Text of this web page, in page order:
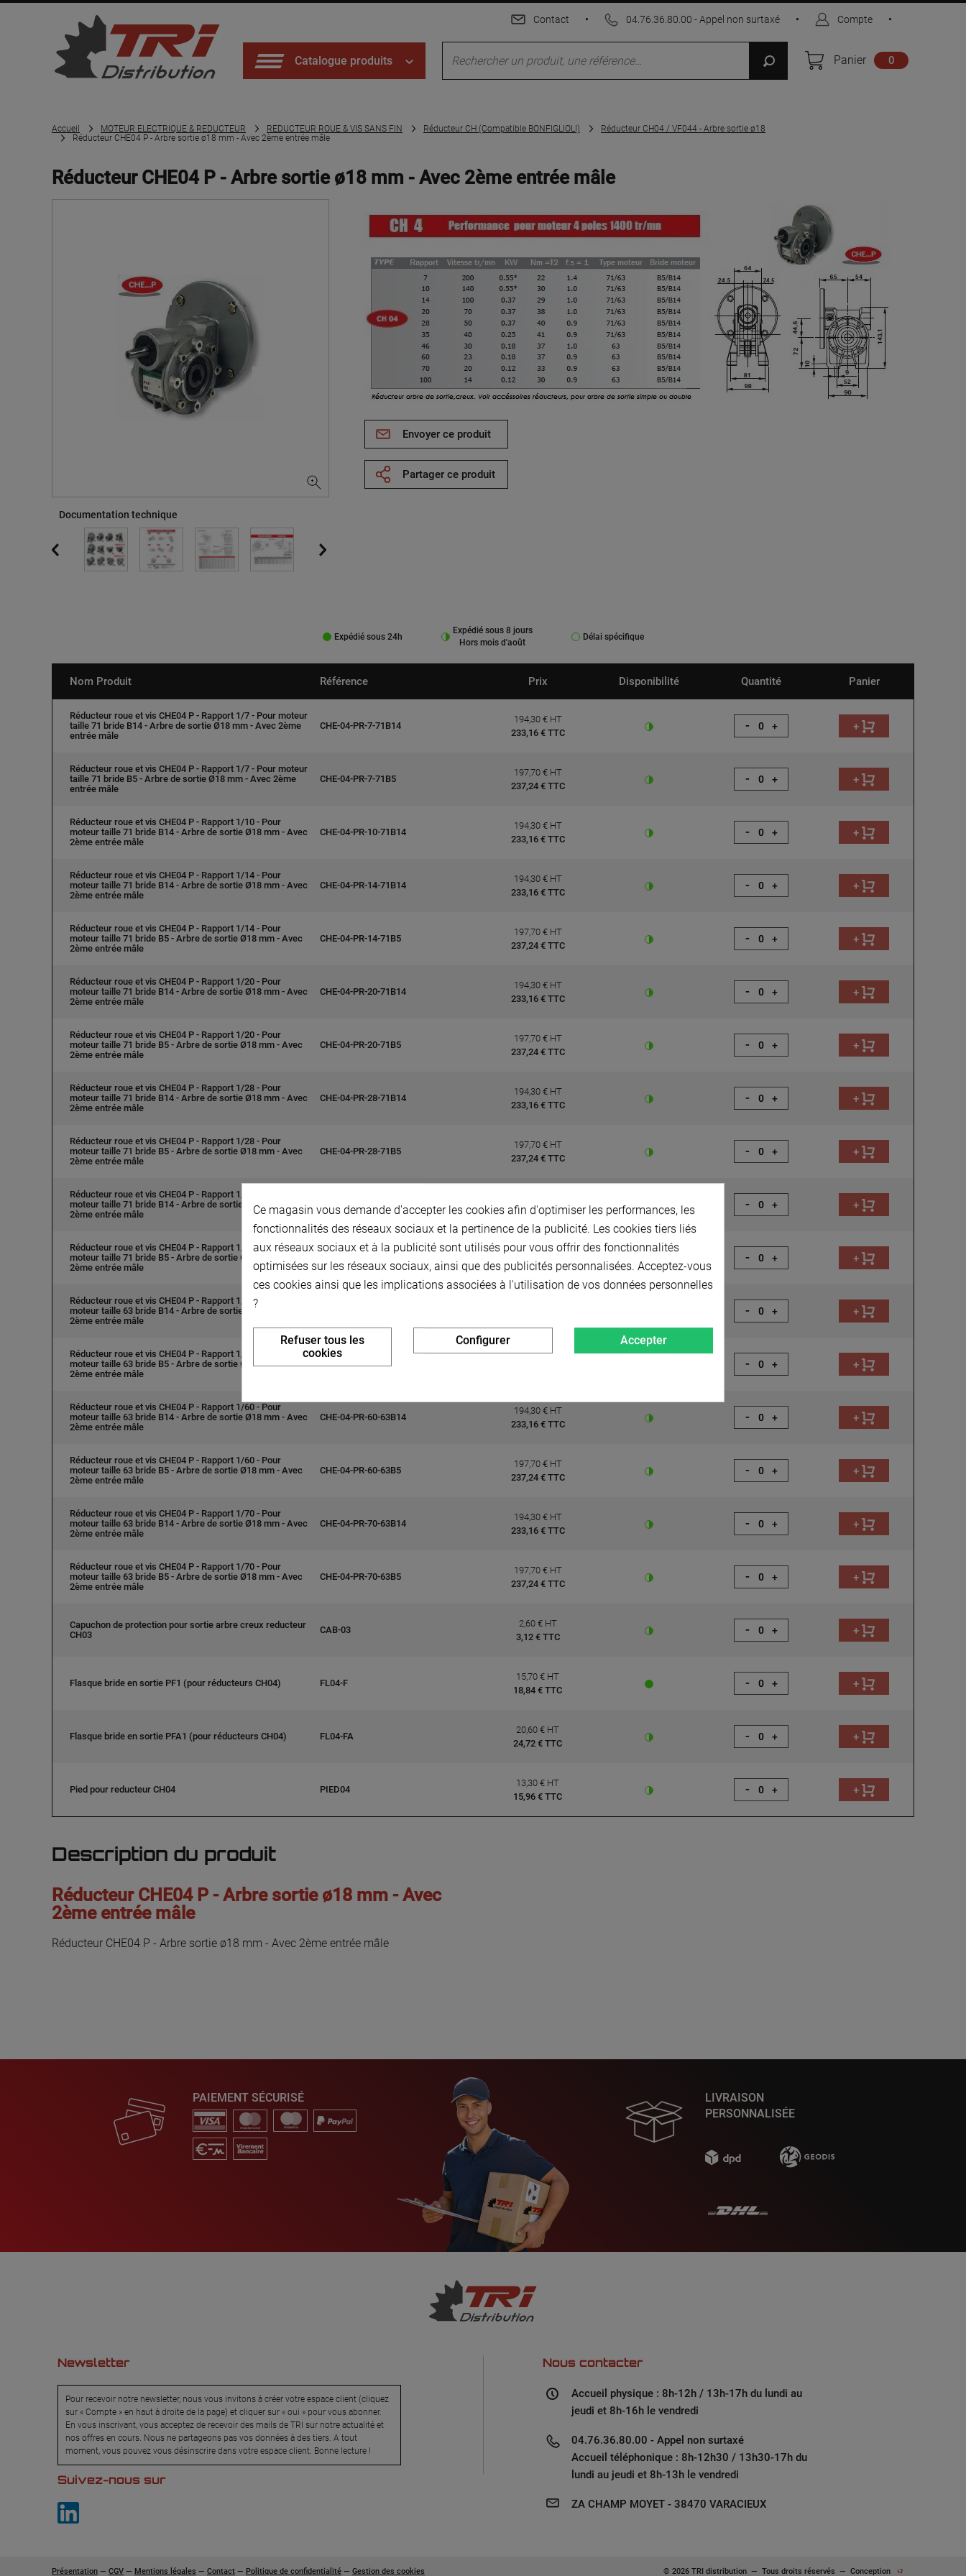
Catalogue produits Panier 0
Contact • 04.76.36.80.00 - Appel non surtaxé • Compte •
Accueil MOTEUR ELECTRIQUE & REDUCTEUR REDUCTEUR ROUE & VIS SANS FIN Réducteur CH (Compatible BONFIGLIOLI)
Réducteur CH04 / VF044 - Arbre sortie ø18
Réducteur CHE04 P - Arbre sortie ø18 mm - Avec 2ème entrée mâle
Réducteur CHE04 P - Arbre sortie ø18 mm - Avec 2ème entrée mâle
Documentation technique
Envoyer ce produit
Partager ce produit
Expédié sous 24h
Expédié sous 8 jours
Hors mois d'août
Délai spécifique
Nom Produit Référence Prix Disponibilité Quantité Panier
Réducteur roue et vis CHE04 P - Rapport 1/7 - Pour moteur
taille 71 bride B14 - Arbre de sortie Ø18 mm - Avec 2ème
entrée mâle
CHE-04-PR-7-71B14
194,30 € HT
233,16 € TTC
- + +
Réducteur roue et vis CHE04 P - Rapport 1/7 - Pour moteur
taille 71 bride B5 - Arbre de sortie Ø18 mm - Avec 2ème
entrée mâle
CHE-04-PR-7-71B5
197,70 € HT
237,24 € TTC
- + +
Réducteur roue et vis CHE04 P - Rapport 1/10 - Pour
moteur taille 71 bride B14 - Arbre de sortie Ø18 mm - Avec
2ème entrée mâle
CHE-04-PR-10-71B14
194,30 € HT
233,16 € TTC
- + +
Réducteur roue et vis CHE04 P - Rapport 1/14 - Pour
moteur taille 71 bride B14 - Arbre de sortie Ø18 mm - Avec
2ème entrée mâle
CHE-04-PR-14-71B14
194,30 € HT
233,16 € TTC
- + +
Réducteur roue et vis CHE04 P - Rapport 1/14 - Pour
moteur taille 71 bride B5 - Arbre de sortie Ø18 mm - Avec
2ème entrée mâle
CHE-04-PR-14-71B5
197,70 € HT
237,24 € TTC
- + +
Réducteur roue et vis CHE04 P - Rapport 1/20 - Pour
moteur taille 71 bride B14 - Arbre de sortie Ø18 mm - Avec
2ème entrée mâle
CHE-04-PR-20-71B14
194,30 € HT
233,16 € TTC
- + +
Réducteur roue et vis CHE04 P - Rapport 1/20 - Pour
moteur taille 71 bride B5 - Arbre de sortie Ø18 mm - Avec
2ème entrée mâle
CHE-04-PR-20-71B5
197,70 € HT
237,24 € TTC
- + +
Réducteur roue et vis CHE04 P - Rapport 1/28 - Pour
moteur taille 71 bride B14 - Arbre de sortie Ø18 mm - Avec
2ème entrée mâle
CHE-04-PR-28-71B14
194,30 € HT
233,16 € TTC
- + +
Réducteur roue et vis CHE04 P - Rapport 1/28 - Pour
moteur taille 71 bride B5 - Arbre de sortie Ø18 mm - Avec
2ème entrée mâle
CHE-04-PR-28-71B5
197,70 € HT
237,24 € TTC
- + +
Réducteur roue et vis CHE04 P - Rapport 1/35 - Pour
moteur taille 71 bride B14 - Arbre de sortie Ø18 mm - Avec
2ème entrée mâle
CHE-04-PR-35-71B14
233,16 € TTC
- + +
Réducteur roue et vis CHE04 P - Rapport 1/35 - Pour
moteur taille 71 bride B5 - Arbre de sortie Ø18 mm - Avec
2ème entrée mâle
197,70 € HT
237,24 € TTC
- + +
Réducteur roue et vis CHE04 P - Rapport 1/46 - Pour
moteur taille 63 bride B14 - Arbre de sortie Ø18 mm - Avec
2ème entrée mâle
- + +
Réducteur roue et vis CHE04 P - Rapport 1/46 - Pour
moteur taille 63 bride B5 - Arbre de sortie Ø18 mm - Avec
2ème entrée mâle
CHE-04-PR-46-63B5 - + +
Réducteur roue et vis CHE04 P - Rapport 1/60 - Pour
moteur taille 63 bride B14 - Arbre de sortie Ø18 mm - Avec
2ème entrée mâle
CHE-04-PR-60-63B14
194,30 € HT
233,16 € TTC
- + +
Réducteur roue et vis CHE04 P - Rapport 1/60 - Pour
moteur taille 63 bride B5 - Arbre de sortie Ø18 mm - Avec
2ème entrée mâle
CHE-04-PR-60-63B5
197,70 € HT
237,24 € TTC
- + +
Réducteur roue et vis CHE04 P - Rapport 1/70 - Pour
moteur taille 63 bride B14 - Arbre de sortie Ø18 mm - Avec
2ème entrée mâle
CHE-04-PR-70-63B14
194,30 € HT
233,16 € TTC
- + +
Réducteur roue et vis CHE04 P - Rapport 1/70 - Pour
moteur taille 63 bride B5 - Arbre de sortie Ø18 mm - Avec
2ème entrée mâle
CHE-04-PR-70-63B5
197,70 € HT
237,24 € TTC
- + +
Capuchon de protection pour sortie arbre creux reducteur
CH03
CAB-03
2,60 € HT
3,12 € TTC
- + +
Flasque bride en sortie PF1 (pour réducteurs CH04) FL04-F
15,70 € HT
18,84 € TTC
- + +
Flasque bride en sortie PFA1 (pour réducteurs CH04) FL04-FA
20,60 € HT
24,72 € TTC
- + +
Pied pour reducteur CH04 PIED04
13,30 € HT
15,96 € TTC
- + +
Description du produit
Réducteur CHE04 P - Arbre sortie ø18 mm - Avec
2ème entrée mâle
Réducteur CHE04 P - Arbre sortie ø18 mm - Avec 2ème entrée mâle
PAIEMENT SÉCURISÉ
LIVRAISON
PERSONNALISÉE
Newsletter
Pour recevoir notre newsletter, nous vous invitons à créer votre espace client (cliquez
sur « Compte » en haut à droite de la page) et cliquer sur « oui » pour vous abonner.
En vous inscrivant, vous acceptez de recevoir des mails de TRI sur notre actualité et
nos offres en cours. Nous ne partageons pas vos données à des tiers. A tout
moment, vous pouvez vous désinscrire dans votre espace client. Bonne lecture !
Suivez-nous sur
Nous contacter
Accueil physique : 8h-12h / 13h-17h du lundi au
jeudi et 8h-16h le vendredi
04.76.36.80.00 - Appel non surtaxé
Accueil téléphonique : 8h-12h30 / 13h30-17h du
lundi au jeudi et 8h-13h le vendredi
ZA CHAMP MOYET - 38470 VARACIEUX
Présentation — CGV — Mentions légales — Contact — Politique de confidentialité — Gestion des cookies © 2026 TRI distribution — Tous droits réservés — Conception
Ce magasin vous demande d'accepter les cookies afin d'optimiser les performances, les
fonctionnalités des réseaux sociaux et la pertinence de la publicité. Les cookies tiers liés
aux réseaux sociaux et à la publicité sont utilisés pour vous offrir des fonctionnalités
optimisées sur les réseaux sociaux, ainsi que des publicités personnalisées. Acceptez-vous
ces cookies ainsi que les implications associées à l'utilisation de vos données personnelles
?
Accepter
Refuser tous les
cookies
Configurer